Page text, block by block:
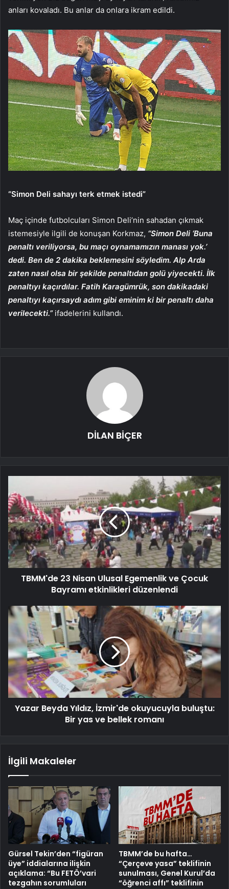
anları kovaladı. Bu anlar da onlara ikram edildi.
“Simon Deli sahayı terk etmek istedi”
Maç içinde futbolcuları Simon Deli’nin sahadan çıkmak
istemesiyle ilgili de konuşan Korkmaz, “Simon Deli ‘Buna
penaltı veriliyorsa, bu maçı oynamamızın manası yok.’
dedi. Ben de 2 dakika beklemesini söyledim. Alp Arda
zaten nasıl olsa bir şekilde penaltıdan golü yiyecekti. İlk
penaltıyı kaçırdılar. Fatih Karagümrük, son dakikadaki
penaltıyı kaçırsaydı adım gibi eminim ki bir penaltı daha
verilecekti.”ifadelerini kullandı.
DİLAN BİÇER
TBMM'de 23 Nisan Ulusal Egemenlik ve Çocuk
Bayramı etkinlikleri düzenlendi
Yazar Beyda Yıldız, İzmir'de okuyucuyla buluştu:
Bir yas ve bellek romanı
İlgili Makaleler
Gürsel Tekin’den “figüran
üye” iddialarına ilişkin
açıklama: “Bu FETÖ’vari
tezgahın sorumluları
TBMM’de bu hafta…
“Çerçeve yasa” teklifinin
sunulması, Genel Kurul’da
“öğrenci affı” teklifinin